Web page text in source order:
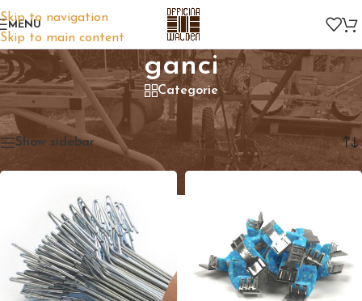
Skip to navigation
Skip to main content
MENU
ganci
Categorie
Home/Prodotti taggati “ganci” Visualizzazione di 8 risultati
Show sidebar